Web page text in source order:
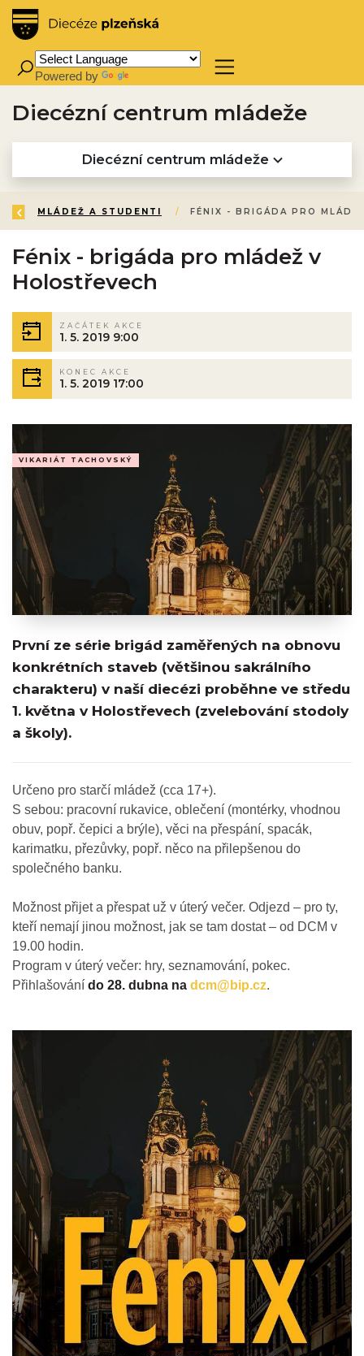
Powered by
Diecézní centrum mládeže
Diecézní centrum mládeže
ZPĚT
ÚVOD
AKTIVITY A SLUŽBY
PROGRAMY /
MLÁDEŽ A STUDENTI /
Fénix - brigáda pro mládež v
Holostřevech
ZAČÁTEK AKCE
1. 5. 2019 9:00
KONEC AKCE
1. 5. 2019 17:00
VIKARIÁT TACHOVSKÝ
První ze série brigád zaměřených na obnovu
konkrétních staveb (většinou sakrálního
charakteru) v naší diecézi proběhne ve středu
1. května v Holostřevech (zvelebování stodoly
a školy).
Určeno pro starčí mládež (cca 17+).
S sebou: pracovní rukavice, oblečení (montérky, vhodnou
obuv, popř. čepici a brýle), věci na přespání, spacák,
karimatku, přezůvky, popř. něco na přilepšenou do
společného banku.
Možnost přijet a přespat už v úterý večer. Odjezd – pro ty,
kteří nemají jinou možnost, jak se tam dostat – od DCM v
19.00 hodin.
Program v úterý večer: hry, seznamování, pokec.
Přihlašování do 28. dubna na dcm@bip.cz.